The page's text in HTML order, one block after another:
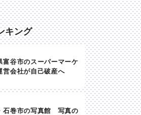
キング
富谷市のスーパーマーケ
営会社が自己破産へ
石巻市の写真館 写真の